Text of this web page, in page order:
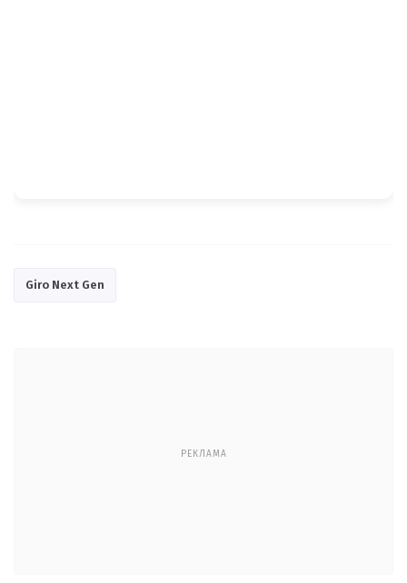
Giro Next Gen
РЕКЛАМА